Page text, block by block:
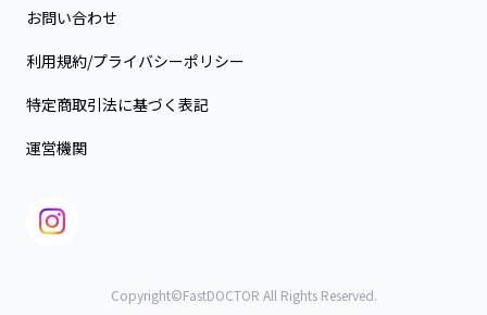
お問い合わせ
利用規約/プライバシーポリシー
特定商取引法に基づく表記
運営機関
Copyright©FastDOCTOR All Rights Reserved.